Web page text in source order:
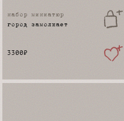
набор миниатюр
город замолкает
3300₽